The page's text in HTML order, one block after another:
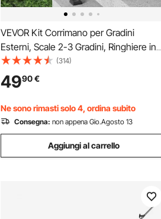
VEVOR Kit Corrimano per Gradini
Esterni, Scale 2-3 Gradini, Ringhiere in
Acciaio Carbonio, con Kit di
Installazione, Corrimano per Anziani,
Gradini in Cemento e Portico e Terrazza,
Arco Retrò Nero
(314)
4990€
Ne sono rimasti solo 4, ordina subito
Consegna: non appena Gio.Agosto 13
Aggiungi al carrello